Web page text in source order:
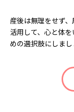
産後は無理をせず
活用して、心と体
めの選択肢にしまし